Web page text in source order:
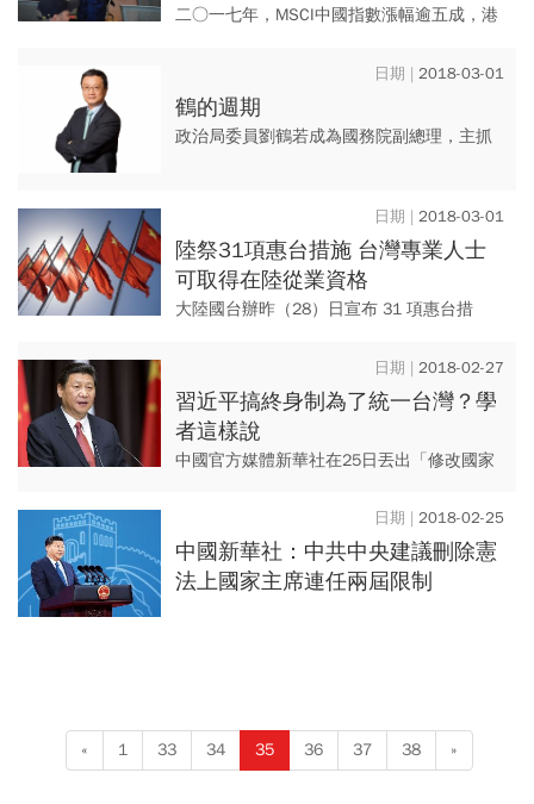
二○一七年，MSCI中國指數漲幅逾五成，港
擾，中國投資機會與風險何在？ 本刊特別專
訪短、中、長期績效冠...
2018-03-01
鶴的週期
政治局委員劉鶴若成為國務院副總理，主抓
2018-03-01
陸祭31項惠台措施 台灣專業人士
可取得在陸從業資格
大陸國台辦昨（28）日宣布 31 項惠台措
視等多個領域，範圍之廣前所未見。其中 12
項涉及加快給予台...
2018-02-27
習近平搞終身制為了統一台灣？學
者這樣說
中國官方媒體新華社在25日丟出「修改國家
導人的十年任期限制，為習近平終身掌權鋪
路。有媒體說，習近平修憲...
2018-02-25
中國新華社：中共中央建議刪除憲
法上國家主席連任兩屆限制
« 1 33 34 35 36 37 38 »